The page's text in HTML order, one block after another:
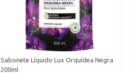
Sabonete Líquido Lux Orquídea Negra
200ml